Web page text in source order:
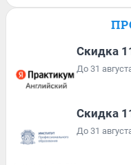
Скидка
До 31
Скидка
До 31